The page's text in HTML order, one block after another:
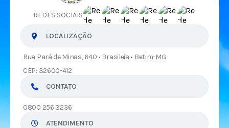
REDES SOCIAIS
LOCALIZAÇÃO
Rua Pará de Minas, 640 • Brasileia • Betim-MG
CEP: 32600-412
CONTATO
0800 256 3236
ATENDIMENTO